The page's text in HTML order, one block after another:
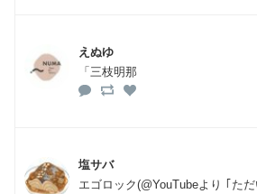
えぬゆ
「三枝明那
塩サバ
エゴロック(@YouTubeより ｢た